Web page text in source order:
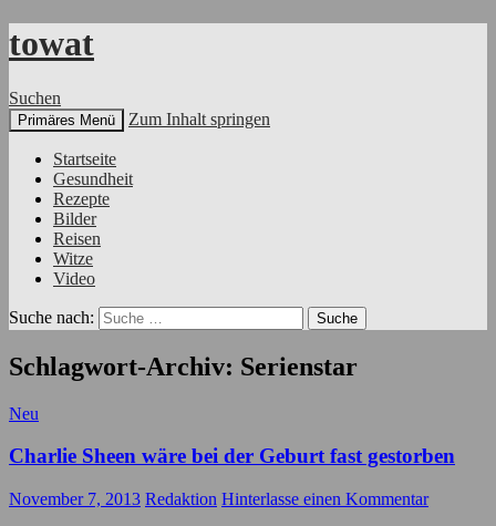
towat
Suchen
Primäres Menü Zum Inhalt springen
Startseite
Gesundheit
Rezepte
Bilder
Reisen
Witze
Video
Suche nach:
Schlagwort-Archiv: Serienstar
Neu
Charlie Sheen wäre bei der Geburt fast gestorben
November 7, 2013 Redaktion Hinterlasse einen Kommentar